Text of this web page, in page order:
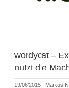
wordycat –
nutzt die
19/06/2015 - Markus